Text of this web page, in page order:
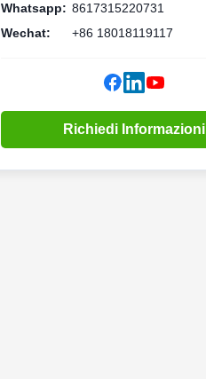
Whatsapp: 8617315220731
Wechat:
+86 18018119117
Richiedi Informazioni